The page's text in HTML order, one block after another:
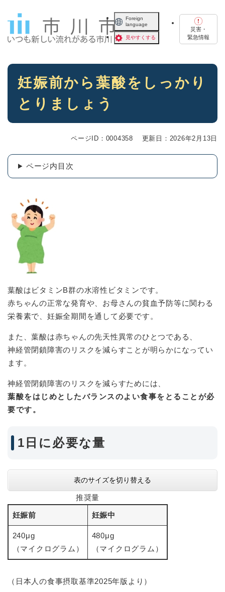
Foreign
language
見やすくする
災害・
緊急情報
本
妊娠前から葉酸をしっかり
とりましょう
ページID：0004358 更新日：2026年2月13日
ページ内目次
葉酸はビタミンB群の水溶性ビタミンです。
赤ちゃんの正常な発育や、お母さんの貧血予防等に関わる
栄養素で、妊娠全期間を通して必要です。
また、葉酸は赤ちゃんの先天性異常のひとつである、
神経管閉鎖障害のリスクを減らすことが明らかになってい
ます。
神経管閉鎖障害のリスクを減らすためには、
葉酸をはじめとしたバランスのよい食事をとることが必
要です。
1日に必要な量
表のサイズを切り替える
推奨量
妊娠前 妊娠中
240μg
（マイクログラム）
480μg
（マイクログラム）
（日本人の食事摂取基準2025年版より）